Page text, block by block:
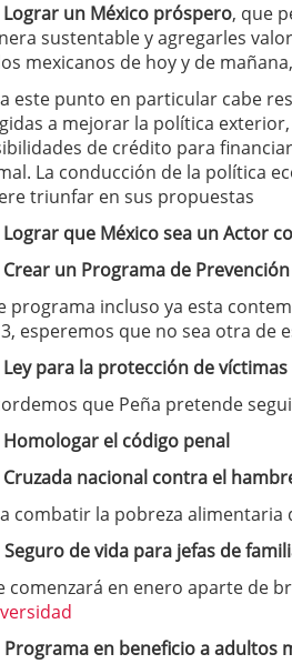
Lograr un México próspero, que
sustentable y agregarles
mexicanos de hoy y de
este punto en particular cabe
a mejorar la política
de crédito para
La conducción de la política
triunfar en sus propuestas
Lograr que México sea un Actor
Crear un Programa de
programa incluso ya esta
esperemos que no sea otra de
Ley para la protección de
que Peña pretende
Homologar el código penal
Cruzada nacional contra el
combatir la pobreza alimentaria
Seguro de vida para jefas de
comenzará en enero aparte de
Programa en beneficio a adultos